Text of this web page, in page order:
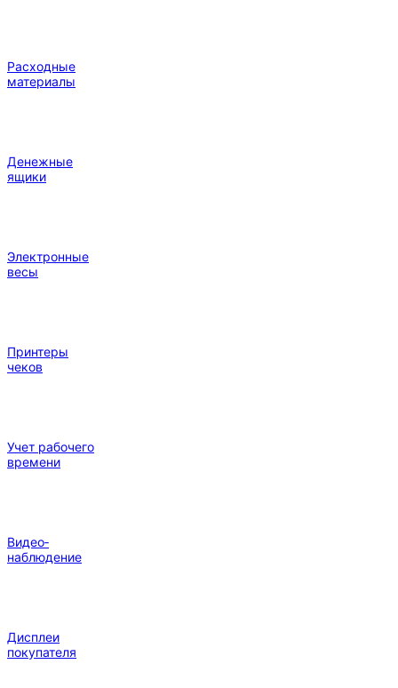
Расходные
материалы
Денежные
ящики
Электронные
весы
Принтеры
чеков
Учет рабочего
времени
Видео‑
наблюдение
Дисплеи
покупателя